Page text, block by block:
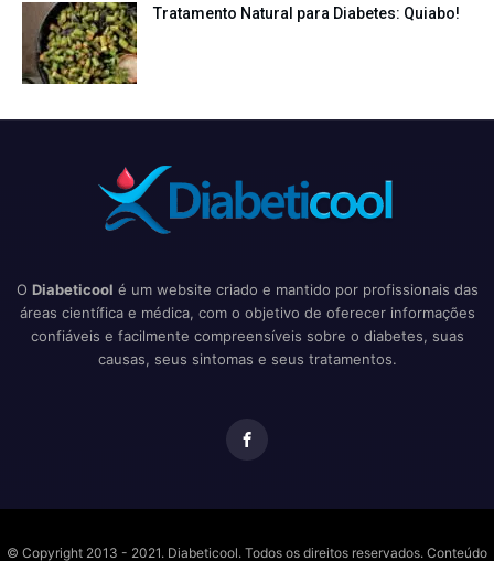
Tratamento Natural para Diabetes: Quiabo!
O Diabeticool é um website criado e mantido por profissionais das
áreas científica e médica, com o objetivo de oferecer informações
confiáveis e facilmente compreensíveis sobre o diabetes, suas
causas, seus sintomas e seus tratamentos.
© Copyright 2013 - 2021. Diabeticool. Todos os direitos reservados. Conteúdo